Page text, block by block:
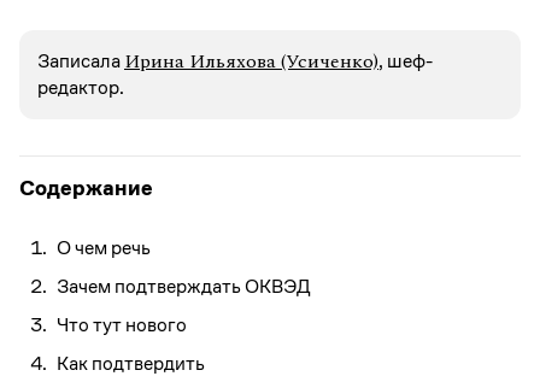
ЗаписалaИрина Ильяхова (Усиченко), шеф-
редактор.
Содержание
О чем речь
Зачем подтверждать ОКВЭД
Что тут нового
Как подтвердить